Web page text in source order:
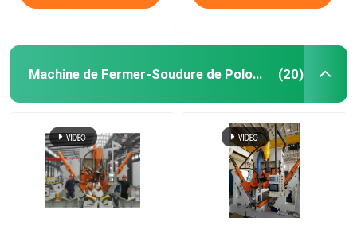
Machine de Fermer-Soudure de Polonais léger (20)